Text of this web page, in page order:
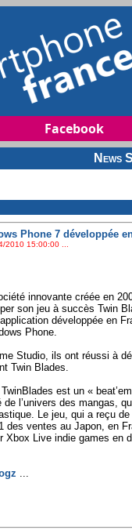
Facebook
News
Phone 7 développée
2010 15:00:00 ...
innovante créée en
son jeu à succès Twin
développée en
Phone.
Studio, ils ont réussi à
Twin Blades.
est un «
l’univers des mangas,
Le jeu, qui a reçu de
des ventes au Japon, en
Xbox Live indie games en
...